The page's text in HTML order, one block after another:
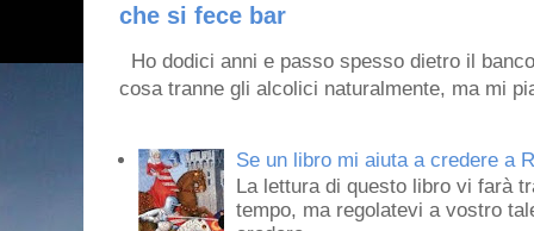
che si fece bar
Ho dodici anni e passo spesso dietro il
cosa tranne gli alcolici naturalmente, ma mi
Se un libro mi aiuta a credere a
La lettura di questo libro vi farà
tempo, ma regolatevi a vostro